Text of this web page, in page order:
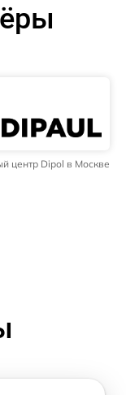
центр Dipol в Москве